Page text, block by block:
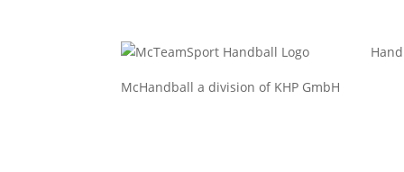
McHandball a division of KHP GmbH